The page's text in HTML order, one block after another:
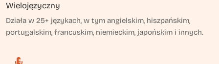
Wielojęzyczny
Działa w 25+ językach, w tym angielskim, hiszpańskim,
portugalskim, francuskim, niemieckim, japońskim i innych.